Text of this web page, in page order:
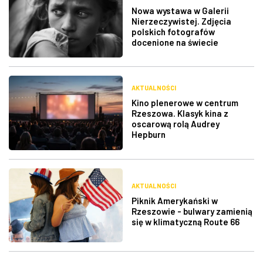
Nowa wystawa w Galerii
Nierzeczywistej. Zdjęcia
polskich fotografów
docenione na świecie
AKTUALNOŚCI
Kino plenerowe w centrum
Rzeszowa. Klasyk kina z
oscarową rolą Audrey
Hepburn
AKTUALNOŚCI
Piknik Amerykański w
Rzeszowie - bulwary zamienią
się w klimatyczną Route 66